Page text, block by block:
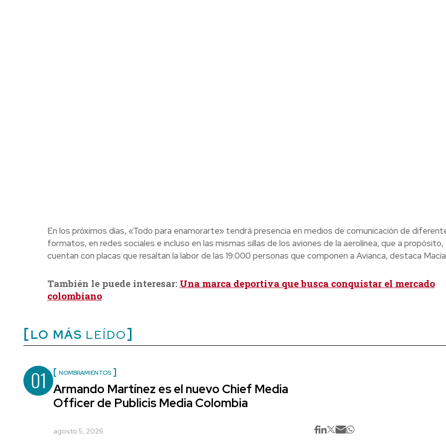
En los próximos días, «Todo para enamorarte» tendrá presencia en medios de comunicación de
formatos, en redes sociales e incluso en las mismas sillas de los aviones de la aerolínea, que a propósito,
cuentan con placas que resaltan la labor de las 19.000 personas que componen a Avianca, destaca
También le puede interesar: Una marca deportiva que busca conquistar el mercado
colombiano
LO MÁS LEÍDO
01 NOMBRAMIENTOS
Armando Martínez es el nuevo Chief Media
Officer de Publicis Media Colombia
agosto 5, 2026